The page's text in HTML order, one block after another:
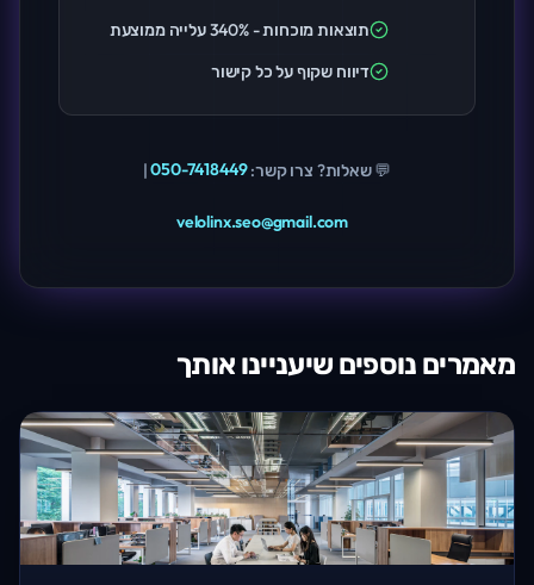
תוצאות מוכחות - 340% עלייה ממוצעת
דיווח שקוף על כל קישור
💬 שאלות? צרו קשר:050-7418449
|
velolinx.seo@gmail.com
מאמרים נוספים שיעניינו אותך